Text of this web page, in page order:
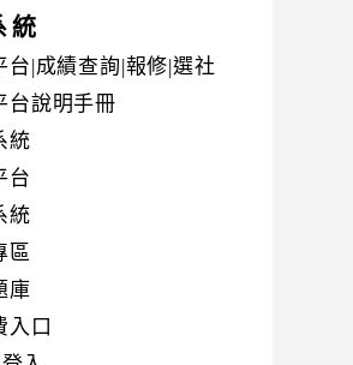
統
台|成績查詢|報修|選社
台說明手冊
統
台
統
區
庫
入口